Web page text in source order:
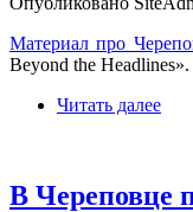
Материал про
Beyond the
Читать далее
В Череповце